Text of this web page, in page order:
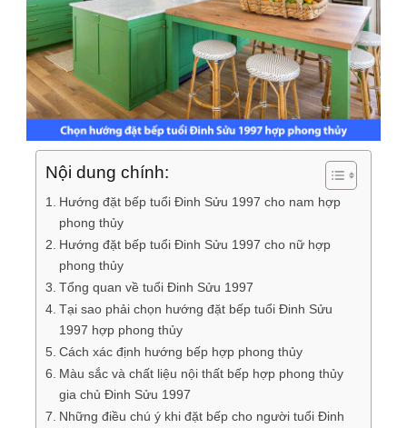
Nội dung chính:
Hướng đặt bếp tuổi Đinh Sửu 1997 cho nam hợp
phong thủy
Hướng đặt bếp tuổi Đinh Sửu 1997 cho nữ hợp
phong thủy
Tổng quan về tuổi Đinh Sửu 1997
Tại sao phải chọn hướng đặt bếp tuổi Đinh Sửu
1997 hợp phong thủy
Cách xác định hướng bếp hợp phong thủy
Màu sắc và chất liệu nội thất bếp hợp phong thủy
gia chủ Đinh Sửu 1997
Những điều chú ý khi đặt bếp cho người tuổi Đinh